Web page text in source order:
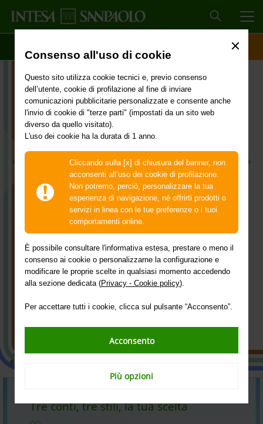
Consenso all'uso di cookie
Questo sito utilizza cookie tecnici e, previo consenso
dell’utente, cookie di profilazione al fine di inviare
comunicazioni pubblicitarie personalizzate e consente anche
l'invio di cookie di "terze parti" (impostati da un sito web
diverso da quello visitato).
L'uso dei cookie ha la durata di 1 anno.
Cliccando sulla [x] di chiusura del banner, non
acconsenti all’uso dei cookie di profilazione.
Non potremo, perciò, personalizzare la tua
esperienza di navigazione, né offrirti prodotti o
servizi in linea con le tue preferenze o i tuoi
comportamenti online.
È possibile consultare l'informativa estesa, prestare o meno il
consenso ai cookie o personalizzarne la configurazione e
modificare le proprie scelte in qualsiasi momento accedendo
alla sezione dedicata (Privacy - Cookie policy).
Per accettare tutti i cookie, clicca sul pulsante “Acconsento”.
Acconsento
Più opzioni
La Banca digitale del Gruppo
Intesa Sanpaolo
Apri il conto in pochi minuti e scegli il piano
adatto a te.
Scopri isybank
Tre conti, tre stili, la tua scelta